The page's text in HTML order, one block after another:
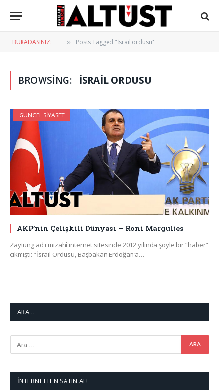
BURADASINIZ: » Posts Tagged "İsrail ordusu"
BROWSING: İSRAIL ORDUSU
GÜNCEL SIYASET
AKP’nin Çelişkili Dünyası – Roni Margulies
Zaytung adlı mizahî internet sitesinde 2012 yılında şöyle bir “haber”
çıkmıştı: “İsrail Ordusu, Başbakan Erdoğan’a…
ARA…
İNTERNETTEN SATIN AL!